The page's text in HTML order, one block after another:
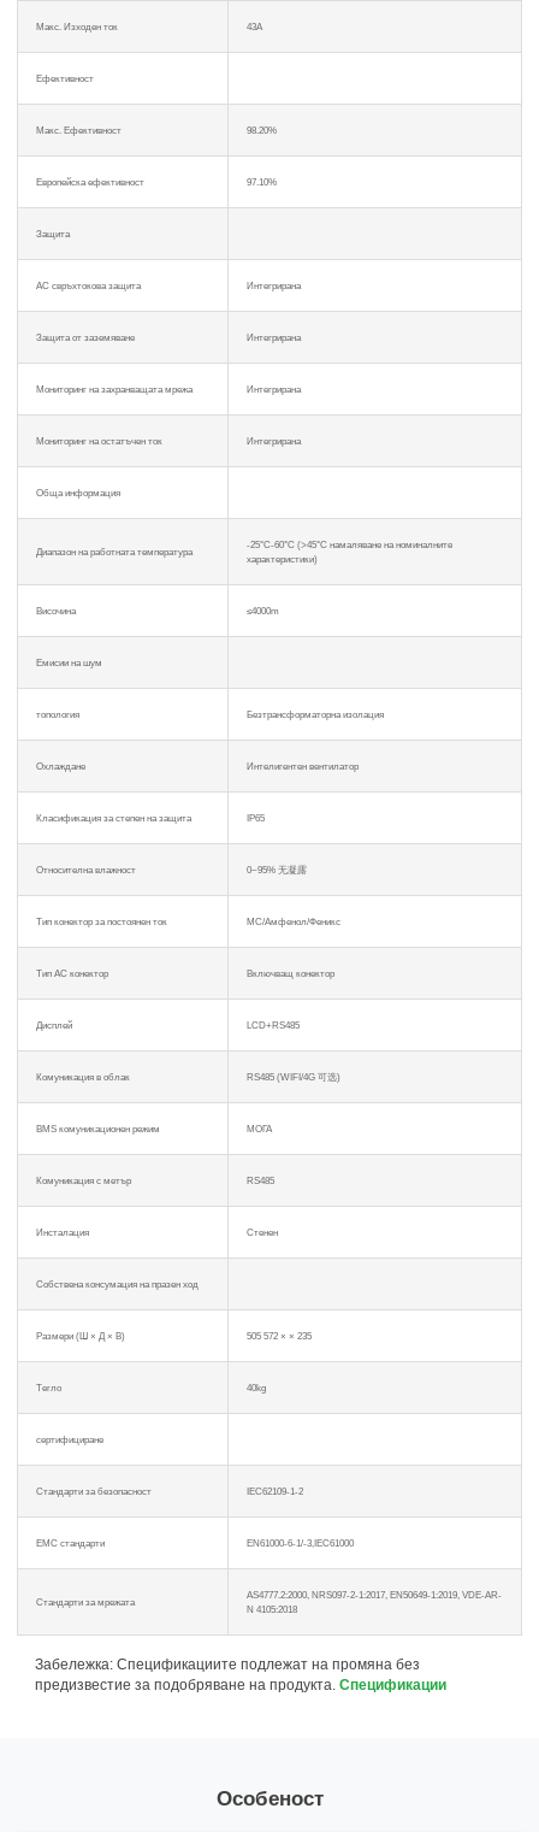
Макс. Изходен ток 43A
Ефективност
Макс. Ефективност 98.20%
Европейска ефективност 97.10%
Защита
AC свръхтокова защита Интегрирана
Защита от заземяване Интегрирана
Мониторинг на захранващата мрежа Интегрирана
Мониторинг на остатъчен ток Интегрирана
Обща информация
Диапазон на работната температура
-25°C-60°C (>45°C намаляване на номиналните
характеристики)
Височина ≤4000m
Емисии на шум
топология Безтрансформаторна изолация
Охлаждане Интелигентен вентилатор
Класификация за степен на защита IP65
Относителна влажност 0~95% 无凝露
Тип конектор за постоянен ток MC/Амфенол/Феникс
Тип AC конектор Включващ конектор
Дисплей LCD+RS485
Комуникация в облак RS485 (WIFI/4G 可选)
BMS комуникационен режим МОГА
Комуникация с метър RS485
Инсталация Стенен
Собствена консумация на празен ход
Размери (Ш × Д × В) 505 572 × × 235
Тегло 40kg
сертифициране
Стандарти за безопасност IEC62109-1-2
ЕМС стандарти EN61000-6-1/-3,IEC61000
Стандарти за мрежата
AS4777.2:2000, NRS097-2-1:2017, EN50649-1:2019, VDE-AR-
N 4105:2018
Забележка: Спецификациите подлежат на промяна без
предизвестие за подобряване на продукта. Спецификации
Особеност